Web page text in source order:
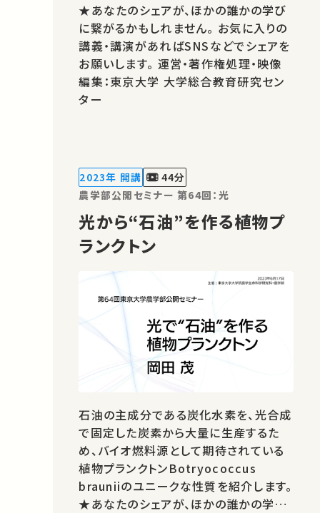
★あなたのシェアが、ほかの誰かの学び
に繋がるかもしれません。 お気に入りの
講義・講演があればSNSなどでシェアを
お願いします。 運営・著作権処理・映像
編集：東京大学 大学総合教育研究セン
ター
2023年 開講
44分
農学部公開セミナー 第64回：光
光から“石油”を作る植物プ
ランクトン
石油の主成分である炭化水素を、光合成
で固定した炭素から大量に生産するた
め、バイオ燃料源として期待されている
植物プランクトンBotryococcus
brauniiのユニークな性質を紹介します。
★あなたのシェアが、ほかの誰かの学び